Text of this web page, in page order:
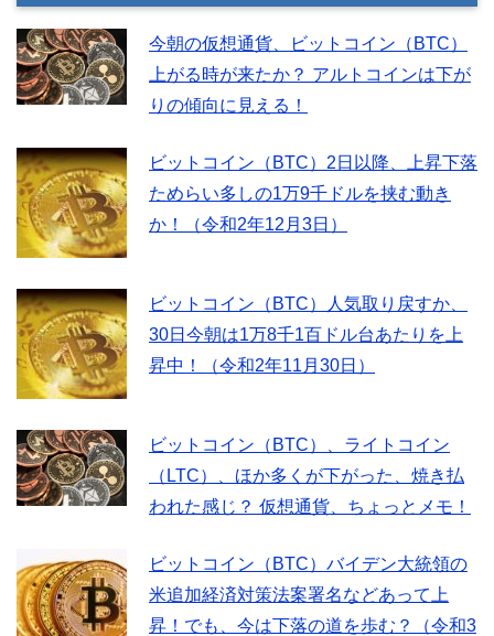
今朝の仮想通貨、ビットコイン（BTC）
上がる時が来たか？ アルトコインは下が
りの傾向に見える！
ビットコイン（BTC）2日以降、上昇下落
ためらい多しの1万9千ドルを挟む動き
か！（令和2年12月3日）
ビットコイン（BTC）人気取り戻すか、
30日今朝は1万8千1百ドル台あたりを上
昇中！（令和2年11月30日）
ビットコイン（BTC）、ライトコイン
（LTC）、ほか多くが下がった、焼き払
われた感じ？ 仮想通貨、ちょっとメモ！
ビットコイン（BTC）バイデン大統領の
米追加経済対策法案署名などあって上
昇！でも、今は下落の道を歩む？（令和3